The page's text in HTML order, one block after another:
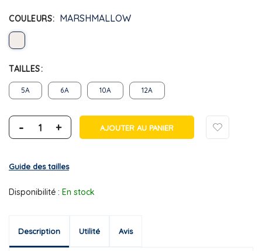
COULEURS MARSHMALLOW
TAILLES
5A 6A 10A 12A
- + AJOUTER AU PANIER
Guide des tailles
Disponibilité : En stock
Description Utilité Avis